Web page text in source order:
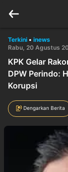
Terkini • inews
Rabu, 20 Agustus
KPK Gelar
DPW Perindo:
Korupsi
Dengarkan Berita